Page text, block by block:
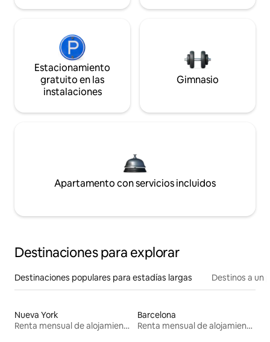
Estacionamiento
gratuito en las
instalaciones
Gimnasio
Apartamento con servicios incluidos
Destinaciones para explorar
Destinaciones populares para estadías largas Destinos a un
Nueva York
Renta mensual de alojamientos
Barcelona
Renta mensual de alojamientos